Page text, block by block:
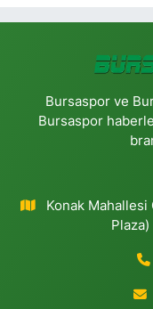
Bursaspor ve
Bursaspor
Konak Mahallesi